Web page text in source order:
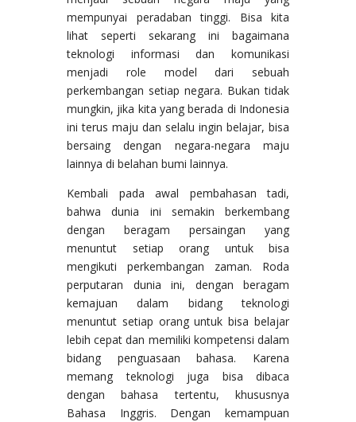
mempunyai peradaban tinggi. Bisa kita
lihat seperti sekarang ini bagaimana
teknologi informasi dan komunikasi
menjadi role model dari sebuah
perkembangan setiap negara. Bukan tidak
mungkin, jika kita yang berada di Indonesia
ini terus maju dan selalu ingin belajar, bisa
bersaing dengan negara-negara maju
lainnya di belahan bumi lainnya.
Kembali pada awal pembahasan tadi,
bahwa dunia ini semakin berkembang
dengan beragam persaingan yang
menuntut setiap orang untuk bisa
mengikuti perkembangan zaman. Roda
perputaran dunia ini, dengan beragam
kemajuan dalam bidang teknologi
menuntut setiap orang untuk bisa belajar
lebih cepat dan memiliki kompetensi dalam
bidang penguasaan bahasa. Karena
memang teknologi juga bisa dibaca
dengan bahasa tertentu, khususnya
Bahasa Inggris. Dengan kemampuan